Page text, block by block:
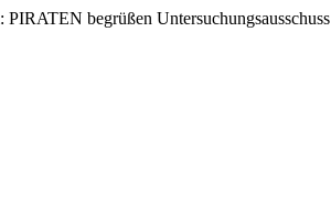
begrüßen Untersuchungsausschuss